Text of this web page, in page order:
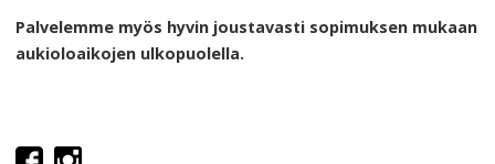
Palvelemme myös hyvin joustavasti sopimuksen mukaan
aukioloaikojen ulkopuolella.